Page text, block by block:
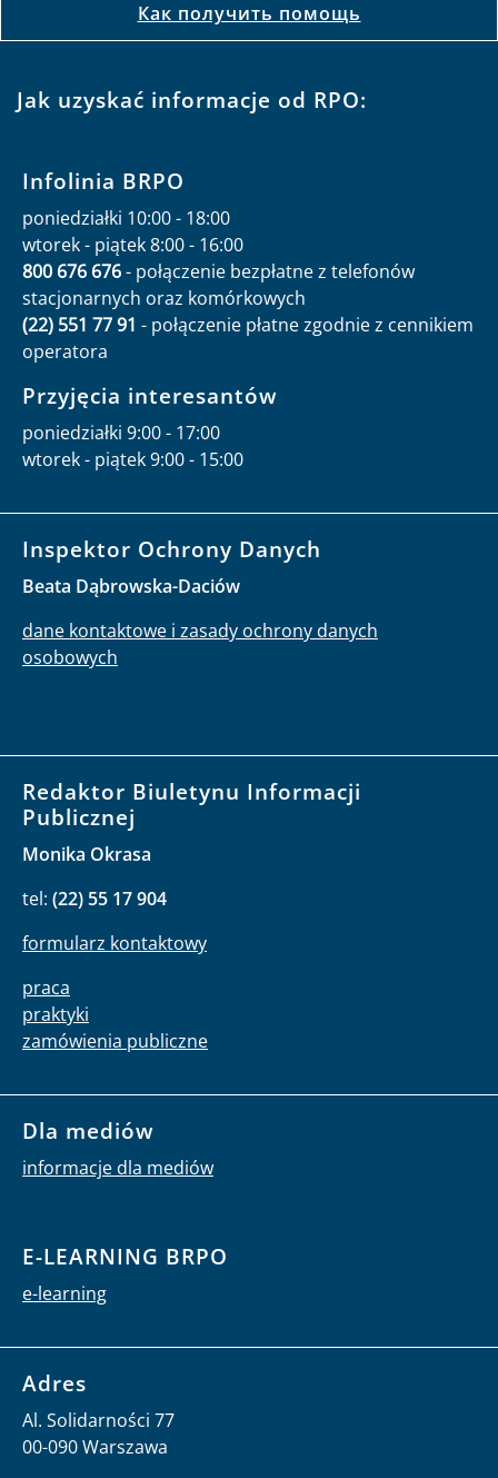
Как получить помощь
Jak uzyskać informacje od RPO:
Infolinia BRPO
poniedziałki 10:00 - 18:00
wtorek - piątek 8:00 - 16:00
800 676 676- połączenie bezpłatne z telefonów
stacjonarnych oraz komórkowych
(22) 551 77 91 - połączenie płatne zgodnie z cennikiem
operatora
Przyjęcia interesantów
poniedziałki 9:00 - 17:00
wtorek - piątek 9:00 - 15:00
Inspektor Ochrony Danych
Beata Dąbrowska-Daciów
dane kontaktowe i zasady ochrony danych
osobowych
Redaktor Biuletynu Informacji
Publicznej
Monika Okrasa
tel: (22) 55 17 904
formularz kontaktowy
praca
praktyki
zamówienia publiczne
Dla mediów
informacje dla mediów
E-LEARNING BRPO
e-learning
Adres
Al. Solidarności 77
00-090 Warszawa